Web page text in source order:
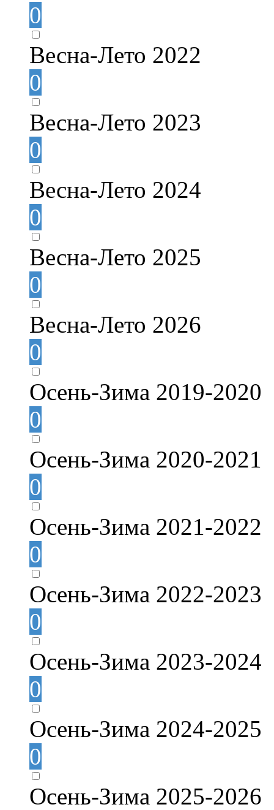
0
Весна-Лето 2022
0
Весна-Лето 2023
0
Весна-Лето 2024
0
Весна-Лето 2025
0
Весна-Лето 2026
0
Осень-Зима 2019-2020
0
Осень-Зима 2020-2021
0
Осень-Зима 2021-2022
0
Осень-Зима 2022-2023
0
Осень-Зима 2023-2024
0
Осень-Зима 2024-2025
0
Осень-Зима 2025-2026